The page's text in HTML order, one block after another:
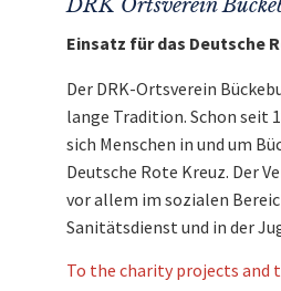
DRK Ortsverein
Einsatz für das Deutsche
Der DRK-Ortsverein
lange Tradition. Schon seit
sich Menschen in und um
Deutsche Rote Kreuz. Der
vor allem im sozialen
Sanitätsdienst und in der
To the charity projects and